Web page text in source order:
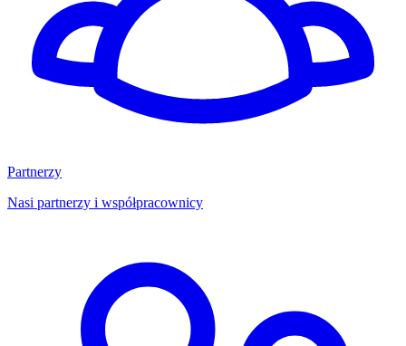
Partnerzy
Nasi partnerzy i współpracownicy